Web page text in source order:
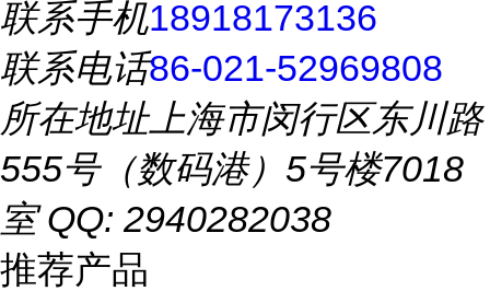
联系手机18918173136
联系电话86-021-52969808
所在地址上海市闵行区东川路
555号（数码港）5号楼7018
室 QQ: 2940282038
推荐产品